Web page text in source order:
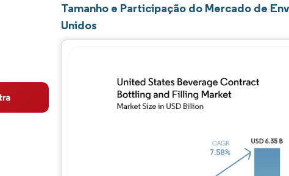
Tamanho e Participação do Mercado de
Unidos